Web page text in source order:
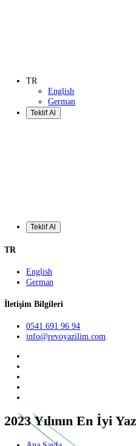
Teklif Al
TR
İletişim Bilgileri
0541 691 96 94
info@revoyazilim.com